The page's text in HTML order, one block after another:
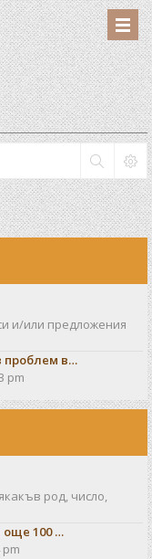
и/или предложения
проблем в…
pm
род, число,
още 100 …
pm